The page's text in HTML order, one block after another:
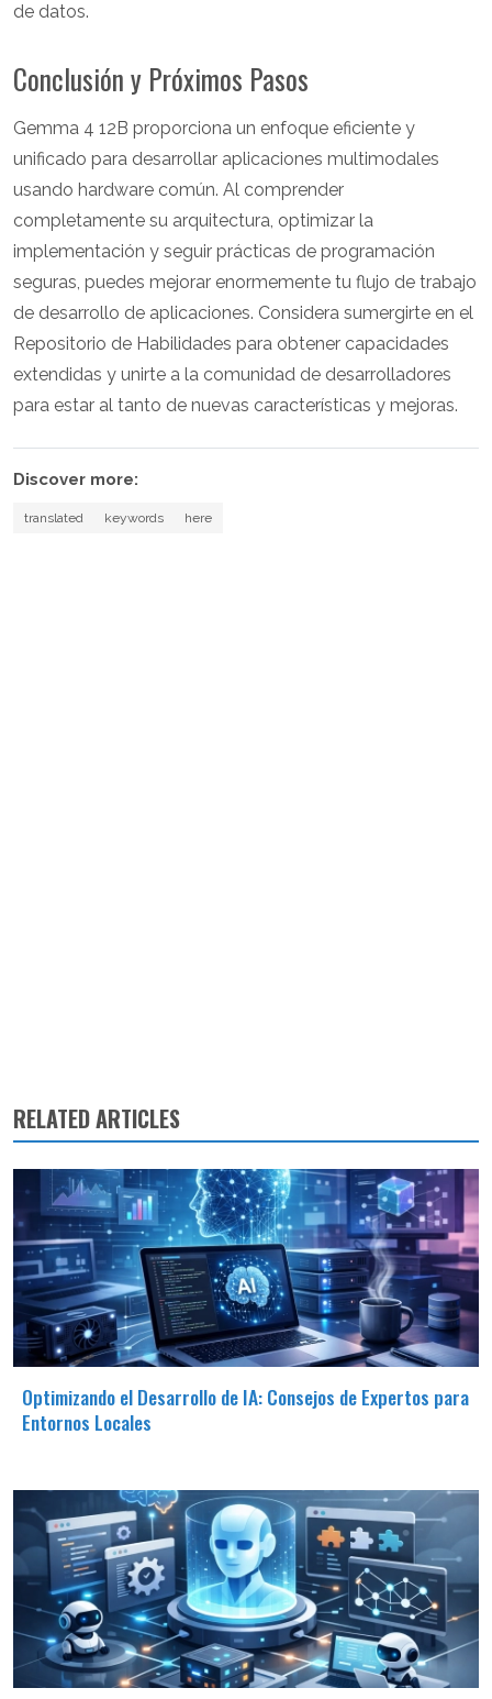
de datos.
Conclusión y Próximos Pasos
Gemma 4 12B proporciona un enfoque eficiente y
unificado para desarrollar aplicaciones multimodales
usando hardware común. Al comprender
completamente su arquitectura, optimizar la
implementación y seguir prácticas de programación
seguras, puedes mejorar enormemente tu flujo de trabajo
de desarrollo de aplicaciones. Considera sumergirte en el
Repositorio de Habilidades para obtener capacidades
extendidas y unirte a la comunidad de desarrolladores
para estar al tanto de nuevas características y mejoras.
Discover more:
translated keywords here
RELATED ARTICLES
Optimizando el Desarrollo de IA: Consejos de Expertos para
Entornos Locales